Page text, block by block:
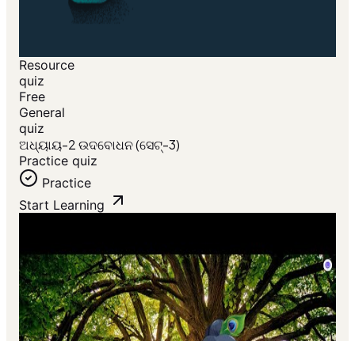
Resource
quiz
Free
General
quiz
ଅଧ୍ୟାୟ-2 ଉଦବୋଧନ (ସେଟ୍-3)
Practice quiz
Practice
Start Learning